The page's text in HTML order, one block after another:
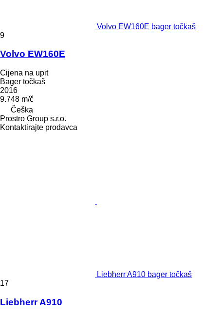
Volvo EW160E bager točkaš
9
Volvo EW160E
Cijena na upit
Bager točkaš
2016
9.748 m/č
Češka
Prostro Group s.r.o.
Kontaktirajte prodavca
Liebherr A910 bager točkaš
17
Liebherr A910